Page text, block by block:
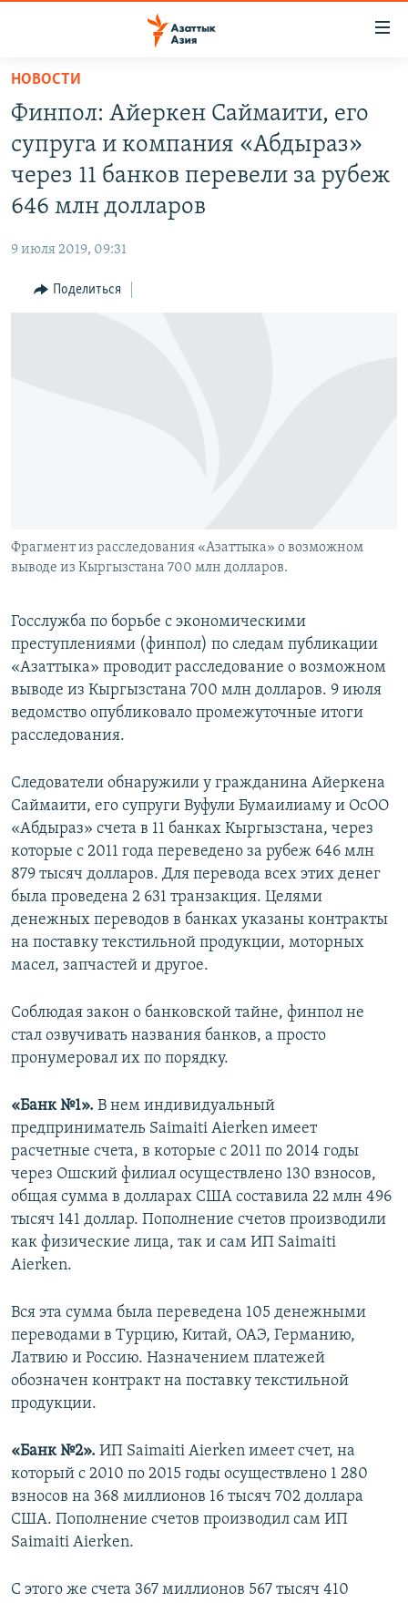
Вернуться
основному
содержанию
Вернутся
главной
Вернутся
поиску
УЗБЕКИСТАН
ВОЙНА В УКРАИНЕ
НА ДРУГИХ ЯЗЫКАХ
ЎЗБЕКЧА
ПОДПИШИТЕСЬ НА НАС В СОЦСЕТЯХ
НОВОСТИ
Финпол: Айеркен Саймаити, его
супруга и компания «Абдыраз»
через 11 банков перевели за рубеж
646 млн долларов
9 июля 2019, 09:31
Поделиться
Фрагмент из расследования «Азаттыка» о возможном
выводе из Кыргызстана 700 млн долларов.
Госслужба по борьбе с экономическими
преступлениями (финпол) по следам публикации
«Азаттыка» проводит расследование о возможном
выводе из Кыргызстана 700 млн долларов. 9 июля
ведомство опубликовало промежуточные итоги
расследования.
Следователи обнаружили у гражданина Айеркена
Саймаити, его супруги Вуфули Бумаилиаму и ОсОО
«Абдыраз» счета в 11 банках Кыргызстана, через
которые с 2011 года переведено за рубеж 646 млн
879 тысяч долларов. Для перевода всех этих денег
была проведена 2 631 транзакция. Целями
денежных переводов в банках указаны контракты
на поставку текстильной продукции, моторных
масел, запчастей и другое.
Соблюдая закон о банковской тайне, финпол не
стал озвучивать названия банков, а просто
пронумеровал их по порядку.
«Банк №1». В нем индивидуальный
предприниматель Saimaiti Aierken имеет
расчетные счета, в которые с 2011 по 2014 годы
через Ошский филиал осуществлено 130 взносов,
общая сумма в долларах США составила 22 млн 496
тысяч 141 доллар. Пополнение счетов производили
как физические лица, так и сам ИП Saimaiti
Aierken.
Вся эта сумма была переведена 105 денежными
переводами в Турцию, Китай, ОАЭ, Германию,
Латвию и Россию. Назначением платежей
обозначен контракт на поставку текстильной
продукции.
«Банк №2». ИП Saimaiti Aierken имеет счет, на
который с 2010 по 2015 годы осуществлено 1 280
взносов на 368 миллионов 16 тысяч 702 доллара
США. Пополнение счетов производил сам ИП
Saimaiti Aierken.
С этого же счета 367 миллионов 567 тысяч 410